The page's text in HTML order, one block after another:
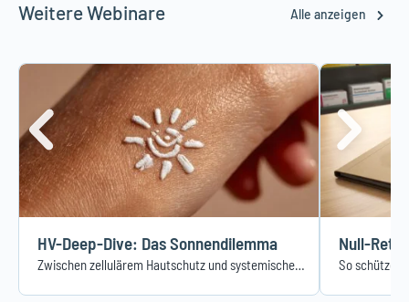
Weitere Webinare Alle anzeigen
HV-Deep-Dive: Das Sonnendilemma
Zwischen zellulärem Hautschutz und systemischem Nutzen So schützen